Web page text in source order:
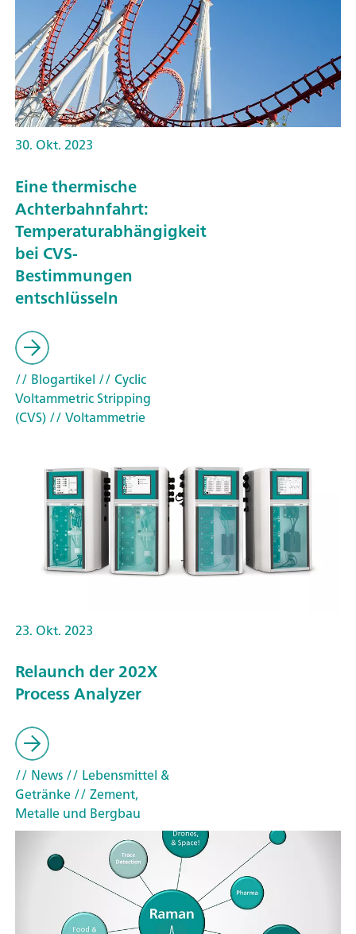
30. Okt. 2023
Eine thermische
Achterbahnfahrt:
Temperaturabhängigkeit
bei CVS-
Bestimmungen
entschlüsseln
// Blogartikel // Cyclic
Voltammetric Stripping
(CVS)// Voltammetrie
23. Okt. 2023
Relaunch der 202X
Process Analyzer
// News// Lebensmittel &
Getränke// Zement,
Metalle und Bergbau